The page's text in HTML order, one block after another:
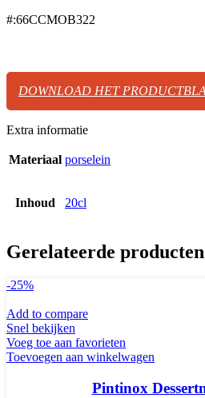
#:66CCMOB322
DOWNLOAD HET
Extra informatie
Materiaal porselein
Inhoud 20cl
Gerelateerde producten
-25%
Add to compare
Snel bekijken
Voeg toe aan favorieten
Toevoegen aan winkelwagen
Pintinox